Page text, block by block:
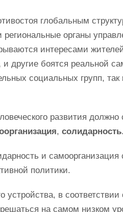
глобальным
органы
интересами
другие боятся реальной
социальных групп, так
развития
, солидарность.
и самоорганизация
политики.
устройства, в
на самом низком